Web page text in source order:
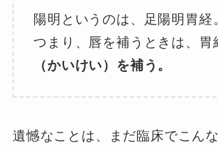
陽明というのは、足陽明胃経
つまり、唇を補うときは、胃
（かいけい）を補う。
遺憾なことは、まだ臨床でこん